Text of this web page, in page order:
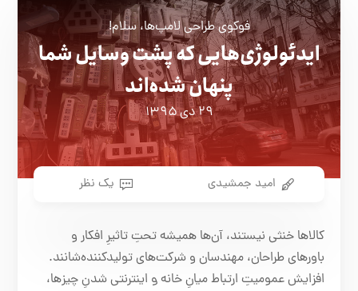
فوکوی طراحی لامپ‌ها، سلام!
ایدئولوژی‌هایی که پشت وسایل شما
پنهان شده‌اند
۲۹ دی ۱۳۹۵
امید جمشیدی یک نظر
کالاها خنثی نیستند، آن‌ها همیشه تحتِ تاثیرِ افکار و
باورهای طراحان، مهندسان و شرکت‌های تولید‌کننده‌شانند.
افزایش عمومیتِ ارتباط میانِ خانه‌ و اینترنتی شدنِ چیزها،